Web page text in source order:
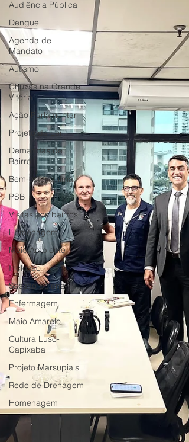
Audiência Pública
Dengue
Agenda de
Mandato
Autismo
Chuvas na Grande
Vitória
Ação Parlamentar
Projeto de Lei
Demandas de
Bairro
Bem-estar animal
PSB
Visitas aos bairros
Homenagem
Meio Ambiente
Inclusão
Sessão Solene
Enfermagem
Maio Amarelo
Cultura Luso-
Capixaba
Projeto Marsupiais
Rede de Drenagem
Homenagem